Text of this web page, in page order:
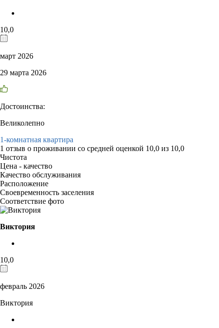
10,0
март 2026
29 марта 2026
Достоинства:
Великолепно
1-комнатная квартира
1 отзыв о проживании со средней оценкой 10,0 из 10,0
Чистота
Цена - качество
Качество обслуживания
Расположение
Своевременность заселения
Соответствие фото
Виктория
10,0
февраль 2026
Виктория